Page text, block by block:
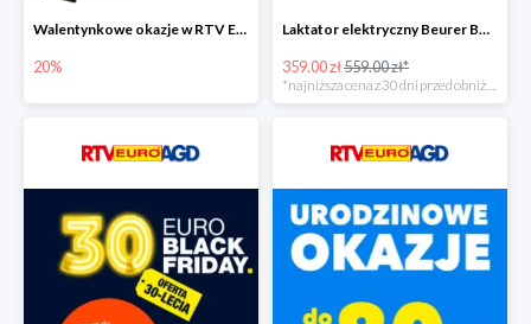
Walentynkowe okazje w RTV EURO AGD do -20%
20%
Laktator elektryczny Beurer BY 70 -35%
359.00 zł559.00 zł*
*najniższa cena z 30 dni przed obniżką